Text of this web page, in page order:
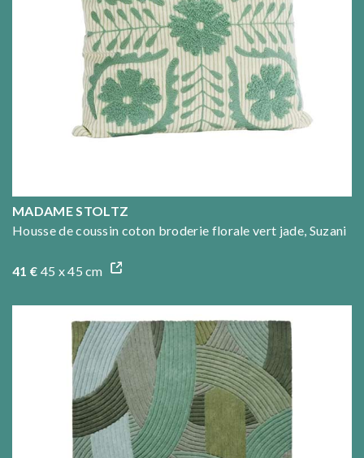
MADAME STOLTZ
Housse de coussin coton broderie florale vert jade, Suzani
41 € 45 x 45 cm